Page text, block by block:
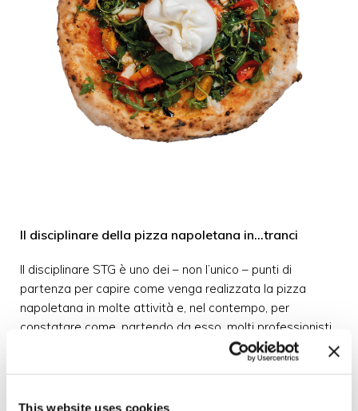
This website uses cookies
Il disciplinare della pizza napoletana in...tranci
Il disciplinare STG è uno dei – non l’unico – punti di
partenza per capire come venga realizzata la pizza
napoletana in molte attività e, nel contempo, per
constatare come, partendo da esso, molti professionisti
vi abbiano apportato la propria esperienza e le proprie
sperimentazioni ed innovazioni. Secondo il Disciplinare
seguenti (citazione testuale): ‹‹La “Pizza Napoletana”